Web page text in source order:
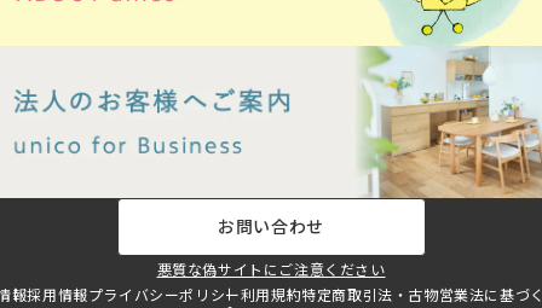
お問い合わせ
悪質な偽サイトにご注意ください
報採用情報プライバシーポリシー利用規約特定商取引法・古物営業法に基づ